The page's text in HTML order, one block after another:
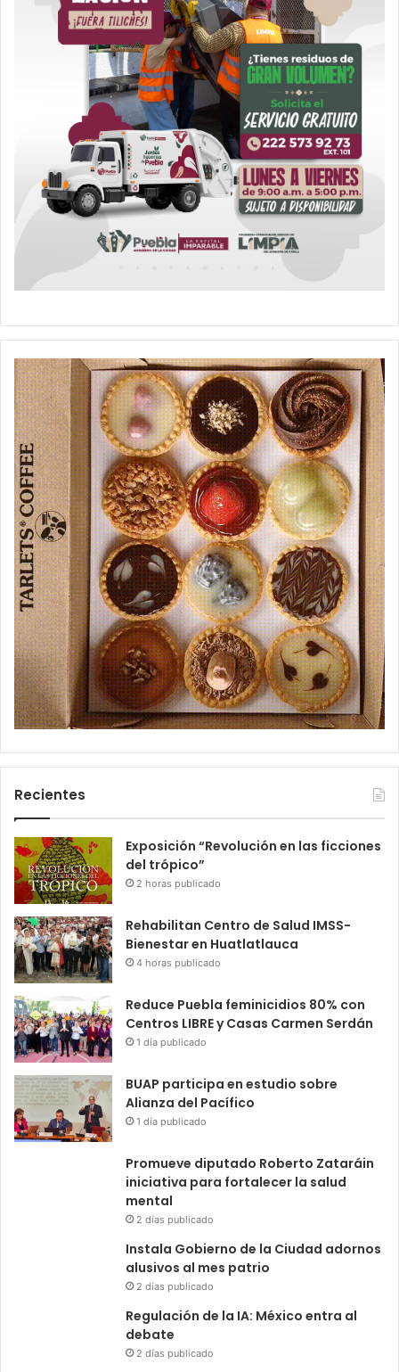
Recientes
Exposición “Revolución en las ficciones
del trópico”
2 horas publicado
Rehabilitan Centro de Salud IMSS-
Bienestar en Huatlatlauca
4 horas publicado
Reduce Puebla feminicidios 80% con
Centros LIBRE y Casas Carmen Serdán
1 día publicado
BUAP participa en estudio sobre
Alianza del Pacífico
1 día publicado
Promueve diputado Roberto Zataráin
iniciativa para fortalecer la salud
mental
2 días publicado
Instala Gobierno de la Ciudad adornos
alusivos al mes patrio
2 días publicado
Regulación de la IA: México entra al
debate
2 días publicado